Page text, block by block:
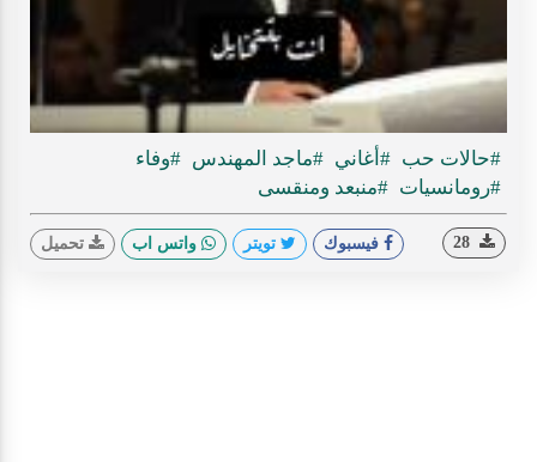
#حالات حب #أغاني #ماجد المهندس #وفاء
#رومانسيات #منبعد ومنقسى
فيسبوك تويتر واتس اب تحميل